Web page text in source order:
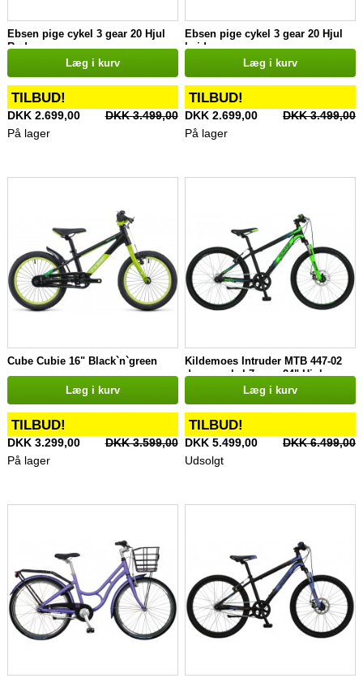
Ebsen pige cykel 3 gear 20 Hjul
Rød
Læg i kurv
TILBUD!
DKK 2.699,00
DKK 3.499,00
På lager
Ebsen pige cykel 3 gear 20 Hjul
hvid
Læg i kurv
TILBUD!
DKK 2.699,00
DKK 3.499,00
På lager
Cube Cubie 16" Black`n`green
Læg i kurv
TILBUD!
DKK 3.299,00
DKK 3.599,00
På lager
Kildemoes Intruder MTB 447-02
drengecykel 7 gear 24" Hjul
Læg i kurv
TILBUD!
DKK 5.499,00
DKK 6.499,00
Udsolgt